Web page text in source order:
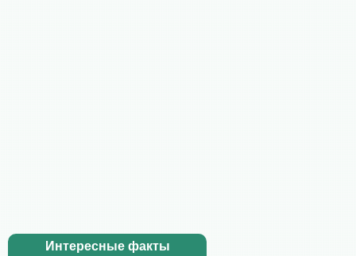
Интересные факты